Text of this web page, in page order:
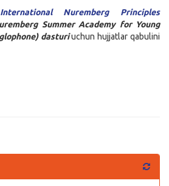
Nuremberg Principles
Summer Academy for Young
dasturiuchun hujjatlar qabulini